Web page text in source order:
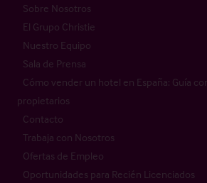
Sobre Nosotros
El Grupo Christie
Nuestro Equipo
Sala de Prensa
Cómo vender un hotel en España: Guía
propietarios
Contacto
Trabaja con Nosotros
Ofertas de Empleo
Oportunidades para Recién Licenciados